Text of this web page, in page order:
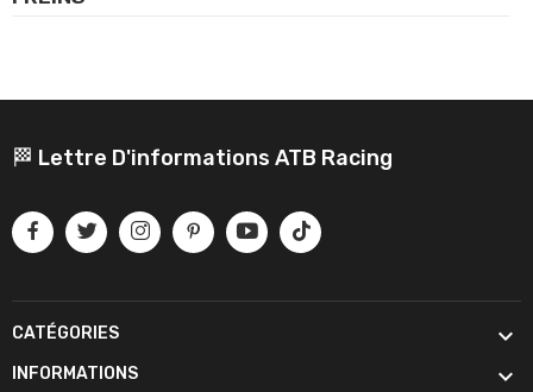
🏁 Lettre D'informations ATB Racing
CATÉGORIES 
INFORMATIONS 